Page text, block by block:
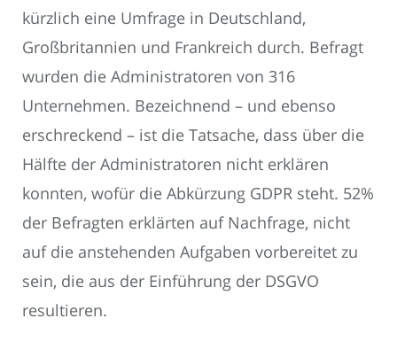
kürzlich eine Umfrage in Deutschland,
Großbritannien und Frankreich durch. Befragt
wurden die Administratoren von 316
Unternehmen. Bezeichnend – und ebenso
erschreckend – ist die Tatsache, dass über die
Hälfte der Administratoren nicht erklären
konnten, wofür die Abkürzung GDPR steht. 52%
der Befragten erklärten auf Nachfrage, nicht
auf die anstehenden Aufgaben vorbereitet zu
sein, die aus der Einführung der DSGVO
resultieren.